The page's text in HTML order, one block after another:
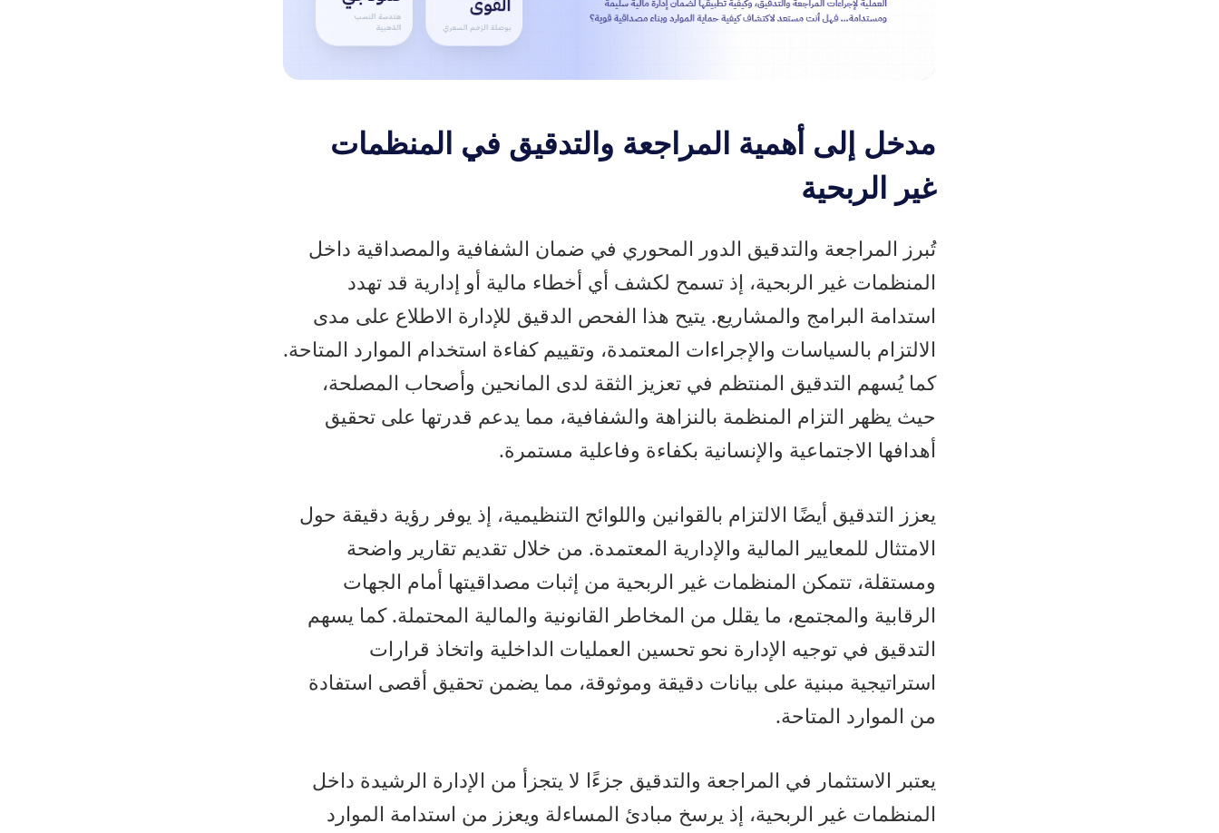
مدخل إلى أهمية المراجعة والتدقيق في المنظمات
غير الربحية
تُبرز المراجعة والتدقيق الدور المحوري في ضمان الشفافية والمصداقية داخل
المنظمات غير الربحية، إذ تسمح لكشف أي أخطاء مالية أو إدارية قد تهدد
استدامة البرامج والمشاريع. يتيح هذا الفحص الدقيق للإدارة الاطلاع على مدى
الالتزام بالسياسات والإجراءات المعتمدة، وتقييم كفاءة استخدام الموارد المتاحة.
كما يُسهم التدقيق المنتظم في تعزيز الثقة لدى المانحين وأصحاب المصلحة،
حيث يظهر التزام المنظمة بالنزاهة والشفافية، مما يدعم قدرتها على تحقيق
أهدافها الاجتماعية والإنسانية بكفاءة وفاعلية مستمرة.
يعزز التدقيق أيضًا الالتزام بالقوانين واللوائح التنظيمية، إذ يوفر رؤية دقيقة حول
الامتثال للمعايير المالية والإدارية المعتمدة. من خلال تقديم تقارير واضحة
ومستقلة، تتمكن المنظمات غير الربحية من إثبات مصداقيتها أمام الجهات
الرقابية والمجتمع، ما يقلل من المخاطر القانونية والمالية المحتملة. كما يسهم
التدقيق في توجيه الإدارة نحو تحسين العمليات الداخلية واتخاذ قرارات
استراتيجية مبنية على بيانات دقيقة وموثوقة، مما يضمن تحقيق أقصى استفادة
من الموارد المتاحة.
يعتبر الاستثمار في المراجعة والتدقيق جزءًا لا يتجزأ من الإدارة الرشيدة داخل
المنظمات غير الربحية، إذ يرسخ مبادئ المساءلة ويعزز من استدامة الموارد